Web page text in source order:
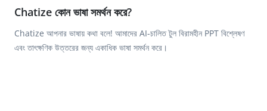
Chatize কোন ভাষা সমর্থন করে?
Chatize আপনার ভাষায় কথা বলে! আমাদের AI-চালিত টুল বিরামহীন PPT বিশ্লেষণ
এবং তাৎক্ষণিক উত্তরের জন্য একাধিক ভাষা সমর্থন করে।